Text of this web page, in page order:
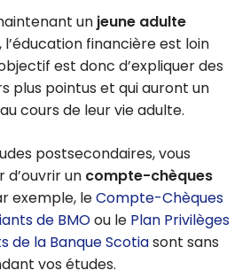
un jeune adulte
l’éducation financière est loin
est donc d’expliquer des
plus pointus et qui auront un
cours de leur vie adulte.
postsecondaires, vous
d’ouvrir un compte-chèques
exemple, leCompte-Chèques
de BMOou le Plan Privilèges
de la Banque Scotiasont sans
vos études.